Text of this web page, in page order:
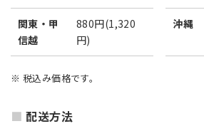
関東・甲
信越
880円(1,320
円)
沖縄
※ 税込み価格です。
配送方法